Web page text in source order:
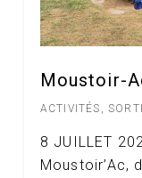
Moustoir-
ACTIVITÉS ,
8 JUILLET
Moustoir’Ac,